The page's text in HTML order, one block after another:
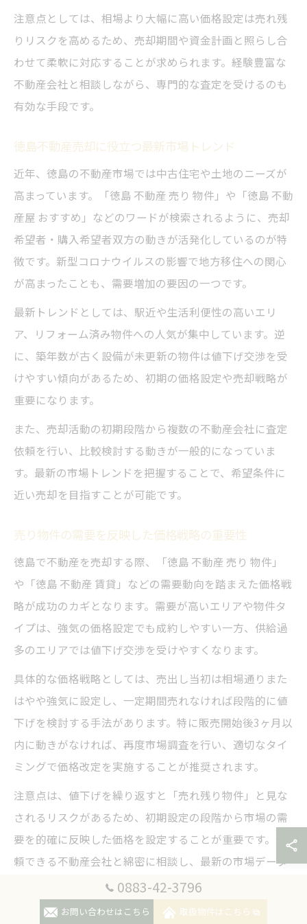
注意点としては、相場より大幅に高い価格設定は売れ残
りリスクを高めるため、売却期間や資金計画と照らし合
わせて柔軟に対応することが求められます。経験豊富な
不動産会社と相談しながら、専門的な査定を受けるのも
有効な手段です。
徳島不動産売却に役立つ最新市場トレンド
近年、徳島の不動産市場では中古住宅や土地のニーズが
高まっています。「徳島 不動産 売り 物件」や「徳島 不動
産屋 おすすめ」などのワードが検索されるように、売却
希望者・購入希望者双方の動きが活発化しているのが特
徴です。新型コロナウイルスの影響で地方移住への関心
が高まったことも、需要増加の要因の一つです。
最新トレンドとしては、駅近や生活利便性の高いエリ
ア、リフォーム済み物件への人気が集中しています。逆
に、築年数が古く設備が未更新の物件は値下げ交渉を受
けやすい傾向があるため、初期の価格設定や売却戦略が
重要になります。
また、売却活動の初期段階から複数の不動産会社に査定
依頼を行い、比較検討する動きが一般的になっていま
す。最新の市場トレンドを把握することで、希望条件に
近い売却を目指すことが可能です。
売り物件の需要を反映した価格戦略の重要性
徳島で不動産を売却する際、「徳島 不動産 売り 物件」
や「徳島 不動産 賃貸」などの需要動向を踏まえた価格戦
略が成功のカギとなります。需要が高いエリアや物件タ
イプは、強気の価格設定でも成約しやすい一方、供給過
多のエリアでは値下げ交渉を受けやすくなります。
具体的な価格戦略としては、売出し当初は相場通りまた
はやや強気に設定し、一定期間売れなければ段階的に値
下げを検討する手法があります。特に販売開始後3ヶ月以
内に動きがなければ、再度市場調査を行い、適切なタイ
ミングで価格改定を実施することが推奨されます。
注意点は、値下げを繰り返すと「売れ残り物件」と見な
されるリスクがあるため、初期設定の段階から市場の需
要を的確に反映した価格を設定することが重要です。信
頼できる不動産会社と綿密に相談し、最新の市場データ
を根拠とした戦略を立てましょう。
0883-42-3796
お問い合わせはこちら 取扱物件はこちら